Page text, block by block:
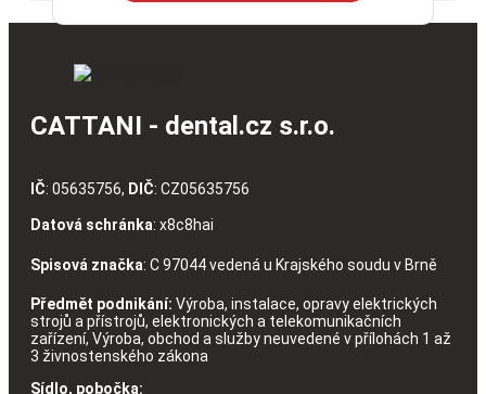
CATTANI - dental.cz s.r.o.
IČ: 05635756, DIČ: CZ05635756
Datová schránka: x8c8hai
Spisová značka: C 97044 vedená u Krajského soudu v Brně
Předmět podnikání: Výroba, instalace, opravy elektrických
strojů a přístrojů, elektronických a telekomunikačních
zařízení, Výroba, obchod a služby neuvedené v přílohách 1 až
3 živnostenského zákona
Sídlo, pobočka: